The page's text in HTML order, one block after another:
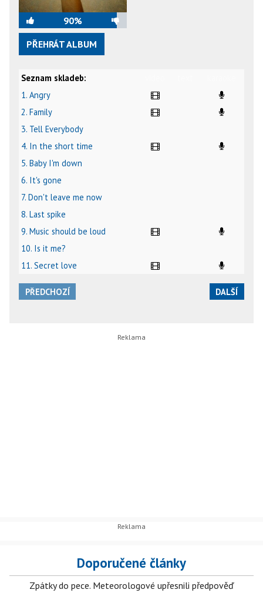
90%
PŘEHRÁT ALBUM
Seznam skladeb:
1. Angry
2. Family
3. Tell Everybody
4. In the short time
5. Baby I'm down
6. It's gone
7. Don't leave me now
8. Last spike
9. Music should be loud
10. Is it me?
11. Secret love
PŘEDCHOZÍ DALŠÍ
Doporučené články
Zpátky do pece. Meteorologové upřesnili předpověď